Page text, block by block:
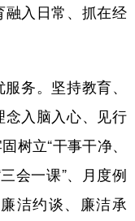
宁夏
عربى
한국어
入日常、抓在经
务。坚持教育、
入脑入心、见行
树立“干事干净、
会一课”、月度例
洁约谈、廉洁承